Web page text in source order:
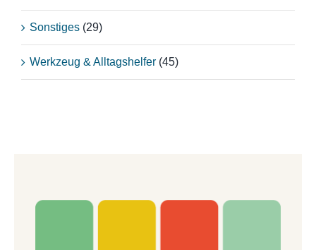
Sonstiges (29)
Werkzeug & Alltagshelfer (45)